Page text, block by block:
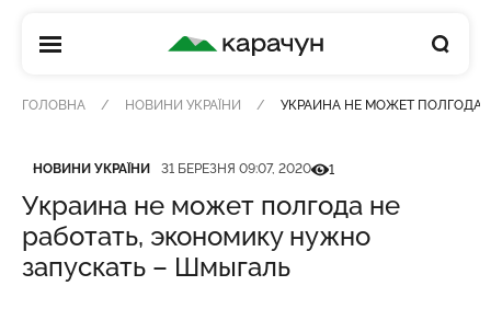
КАРАЧУН
ГОЛОВНА НОВИНИ УКРАЇНИ УКРАИНА НЕ МОЖЕТ ПОЛГОДА
Категорія
НОВИНИ УКРАЇНИ
Дата публікації 31 БЕРЕЗНЯ 09:07, 2020Кількість переглядів
1
Украина не может полгода не
работать, экономику нужно
запускать – Шмыгаль